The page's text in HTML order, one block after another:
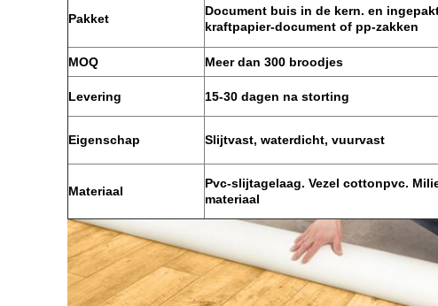
Pakket
Document buis in de kern. en
kraftpapier-document of pp-zakken
MOQ Meer dan 300 broodjes
Levering 15-30 dagen na storting
Eigenschap Slijtvast, waterdicht, vuurvast
Materiaal
Pvc-slijtagelaag. Vezel cottonpvc.
materiaal